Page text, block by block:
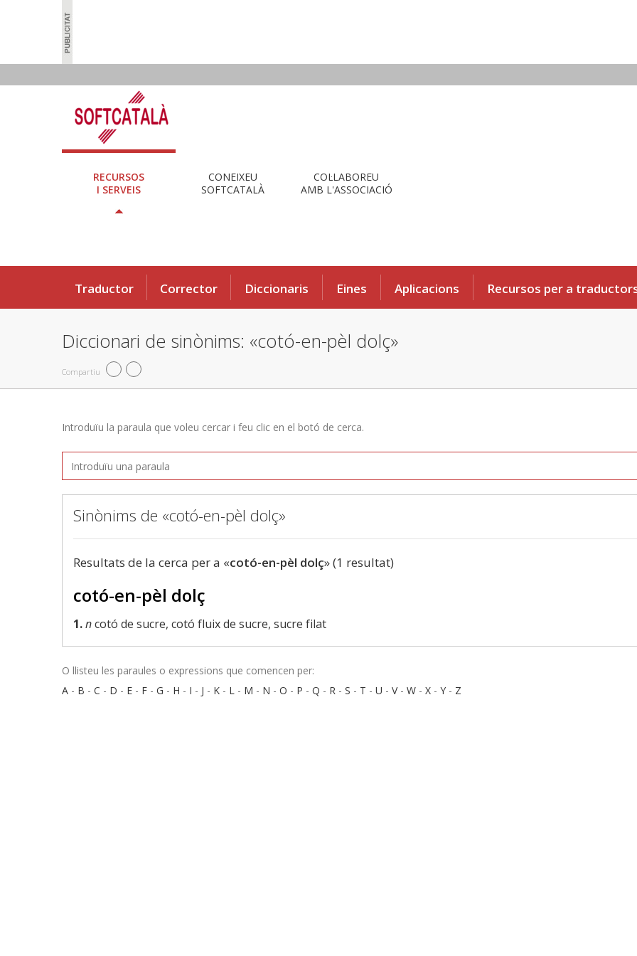
RECURSOS
I SERVEIS
CONEIXEU
SOFTCATALÀ
COL·LABOREU
AMB L'ASSOCIACIÓ
Traductor Corrector Diccionaris Eines Aplicacions Recursos per a
Diccionari de sinònims: «cotó-en-pèl dolç»
Compartiu
Introduïu la paraula que voleu cercar i feu clic en el botó de cerca.
Sinònims de «cotó-en-pèl dolç»
Resultats de la cerca per a «cotó-en-pèl dolç» (1 resultat)
cotó-en-pèl dolç
1.ncotó de sucre, cotó fluix de sucre, sucre filat
O llisteu les paraules o expressions que comencen per:
A - B - C - D - E - F - G - H - I - J - K - L - M - N - O - P - Q - R - S - T - U - V- W - X - Y - Z